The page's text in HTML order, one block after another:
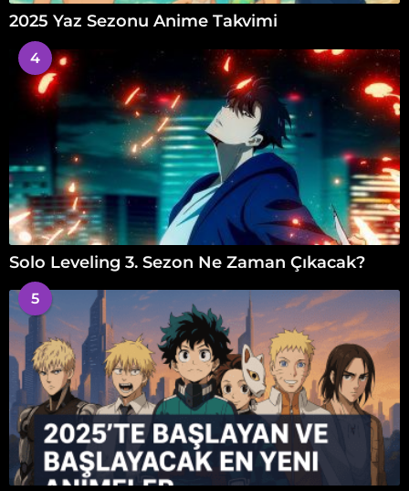
2025 Yaz Sezonu Anime Takvimi
4
Solo Leveling 3. Sezon Ne Zaman Çıkacak?
5